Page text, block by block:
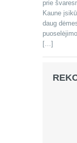
prie
Kaune
daug
[…]